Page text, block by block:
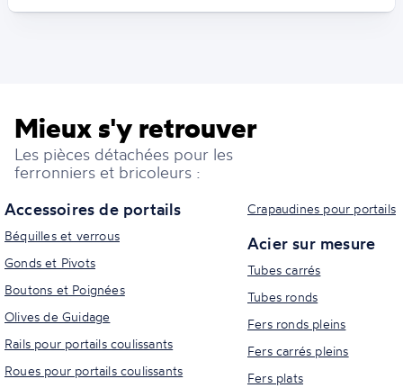
Mieux s'y retrouver
Les pièces détachées pour les
ferronniers et bricoleurs :
Accessoires de portails
Béquilles et verrous
Gonds et Pivots
Boutons et Poignées
Olives de Guidage
Rails pour portails coulissants
Roues pour portails coulissants
Crapaudines pour portails
Acier sur mesure
Tubes carrés
Tubes ronds
Fers ronds pleins
Fers carrés pleins
Fers plats